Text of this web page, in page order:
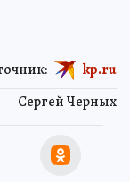
Сергей Черных
kp.ru